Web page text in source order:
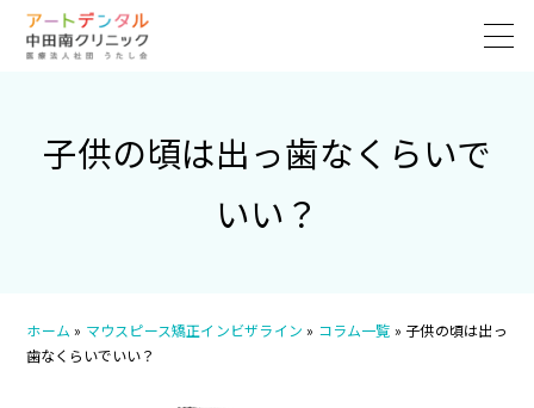
子供の頃は出っ歯なくらいで
いい？
ホーム » マウスピース矯正インビザライン » コラム一覧 » 子供の頃は出っ
歯なくらいでいい？